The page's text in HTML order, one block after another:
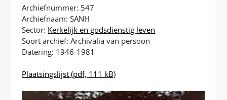
Archiefnummer: 547
Archiefnaam: SANH
Sector: Kerkelijk en godsdienstig leven
Soort archief: Archivalia van persoon
Datering: 1946-1981
Plaatsingslijst (pdf, 111 kB)